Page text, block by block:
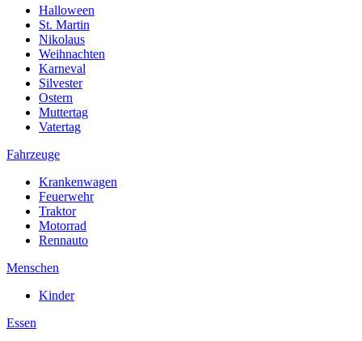
Halloween
St. Martin
Nikolaus
Weihnachten
Karneval
Silvester
Ostern
Muttertag
Vatertag
Fahrzeuge
Krankenwagen
Feuerwehr
Traktor
Motorrad
Rennauto
Menschen
Kinder
Essen